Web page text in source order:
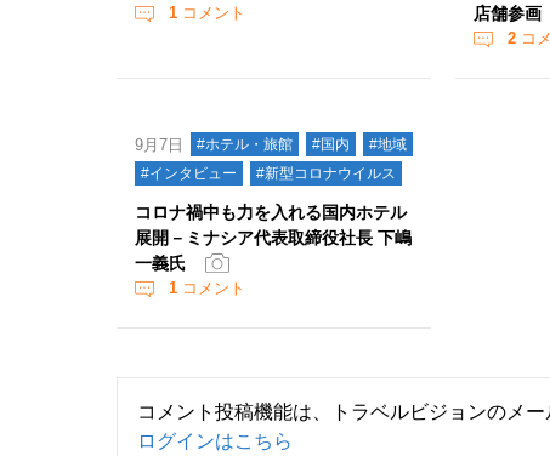
1 コメント
店舗参画
2コ
9月7日 #ホテル・旅館 #国内
#地域
#インタビュー
#新型コロナウイルス
コロナ禍中も力を入れる国内ホテル
展開－ミナシア代表取締役社長 下嶋
一義氏
1 コメント
コメント投稿機能は、トラベルビジョンのメ
ログインはこちら